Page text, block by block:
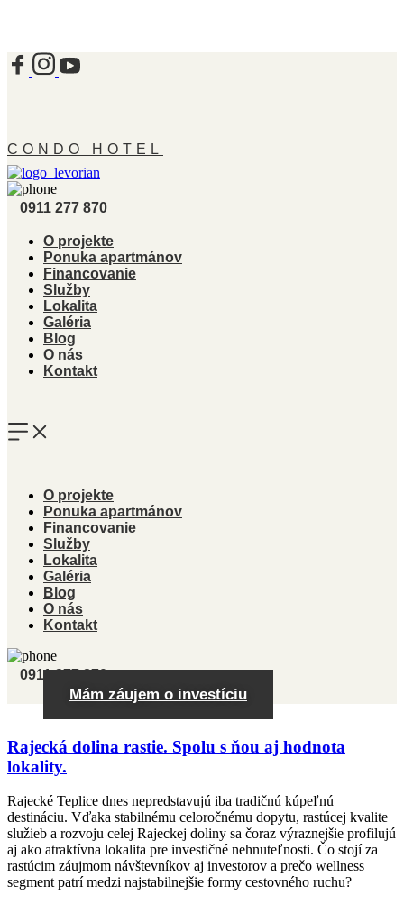
CONDO HOTEL
0911 277 870
O projekte
Ponuka apartmánov
Financovanie
Služby
Lokalita
Galéria
Blog
O nás
Kontakt
O projekte
Ponuka apartmánov
Financovanie
Služby
Lokalita
Galéria
Blog
O nás
Kontakt
0911 277 870
Mám záujem o investíciu
Rajecká dolina rastie. Spolu s ňou aj hodnota
lokality.
Rajecké Teplice dnes nepredstavujú iba tradičnú kúpeľnú
destináciu. Vďaka stabilnému celoročnému dopytu, rastúcej kvalite
služieb a rozvoju celej Rajeckej doliny sa čoraz výraznejšie profilujú
aj ako atraktívna lokalita pre investičné nehnuteľnosti. Čo stojí za
rastúcim záujmom návštevníkov aj investorov a prečo wellness
segment patrí medzi najstabilnejšie formy cestovného ruchu?